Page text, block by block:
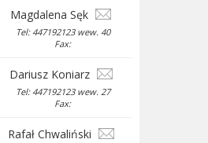
Magdalena Sęk
Tel: 447192123 wew. 40
Fax:
Dariusz Koniarz
Tel: 447192123 wew. 27
Fax:
Rafał Chwaliński